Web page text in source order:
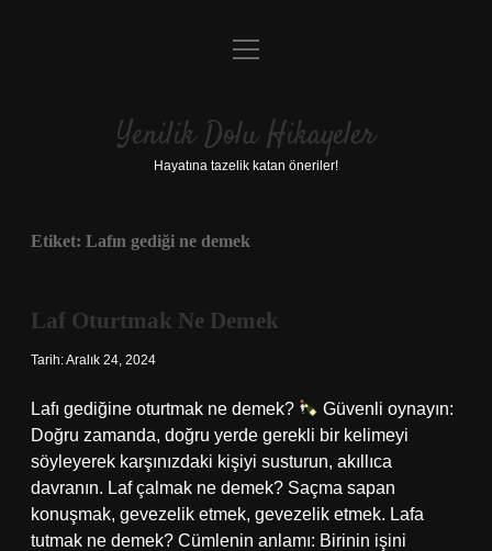
Anasayfa
Yasal Uyarı
menüyü
Yenilik Dolu Hikayeler
Hayatına tazelik katan öneriler!
Etiket: Lafın gediği ne demek
Laf Oturtmak Ne Demek
Tarih: Aralık 24, 2024
Lafı gediğine oturtmak ne demek?
Güvenli oynayın:
Doğru zamanda, doğru yerde gerekli bir kelimeyi
söyleyerek karşınızdaki kişiyi susturun, akıllıca
davranın. Laf çalmak ne demek? Saçma sapan
konuşmak, gevezelik etmek, gevezelik etmek. Lafa
tutmak ne demek? Cümlenin anlamı: Birinin işini